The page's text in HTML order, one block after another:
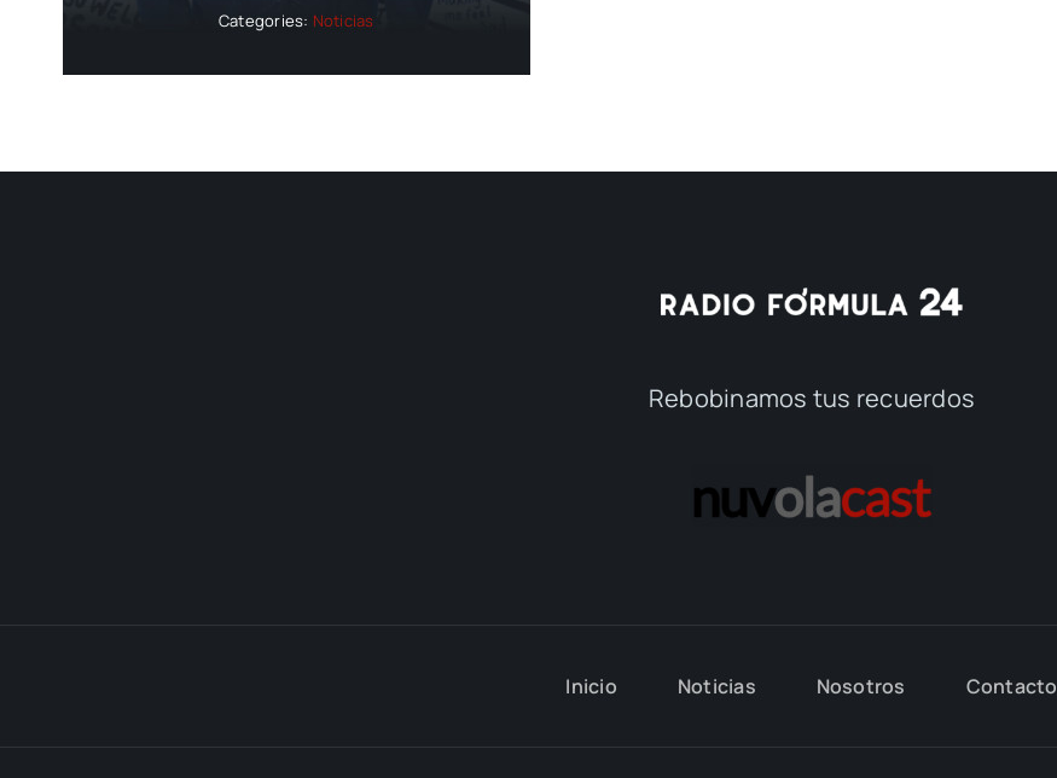
Categories: Noticias
Rebobinamos tus recuerdos
Inicio Noticias Nosotros Contacto